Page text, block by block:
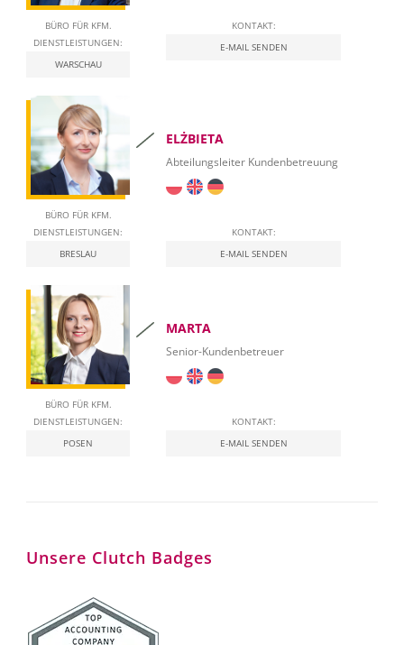
BÜRO FÜR KFM.
DIENSTLEISTUNGEN:
WARSCHAU
KONTAKT:
E-MAIL SENDEN
BÜRO FÜR KFM.
DIENSTLEISTUNGEN:
BRESLAU
ELŻBIETA
Abteilungsleiter Kundenbetreuung
KONTAKT:
E-MAIL SENDEN
BÜRO FÜR KFM.
DIENSTLEISTUNGEN:
POSEN
MARTA
Senior-Kundenbetreuer
KONTAKT:
E-MAIL SENDEN
Unsere Clutch Badges